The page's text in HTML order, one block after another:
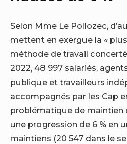
Selon Mme Le Pollozec,
mettent en exergue la «
méthode de travail
2022, 48 997 salariés,
publique et travailleurs
accompagnés par les Cap
problématique de maintien
une progression de 6 % en
maintiens (20 547 dans le